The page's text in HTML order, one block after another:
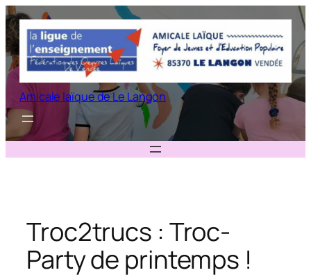
Aller
au
contenu
Amicale laïque de Le Langon
Troc2trucs : Troc-
Party de printemps !